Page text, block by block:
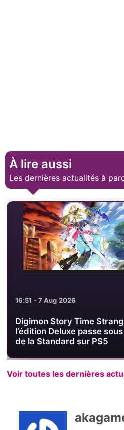
À lire aussi
Les dernières actualités à
16:51 - 7 Aug 2026
Digimon Story Time
l’édition Deluxe passe
de la Standard sur PS5
Voir toutes les dernières